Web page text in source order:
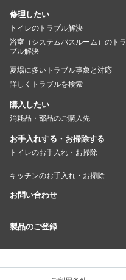
修理したい
トイレのトラブル解決
浴室（システムバスルーム）のトラ
ブル解決
夏場に多いトラブル事象と対応
詳しくトラブルを検索
購入したい
消耗品・部品のご購入先
お手入れする・お掃除する
トイレのお手入れ・お掃除
キッチンのお手入れ・お掃除
お問い合わせ
製品のご登録